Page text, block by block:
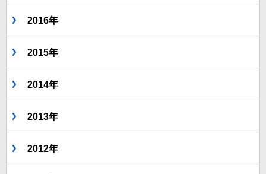
2016年
2015年
2014年
2013年
2012年